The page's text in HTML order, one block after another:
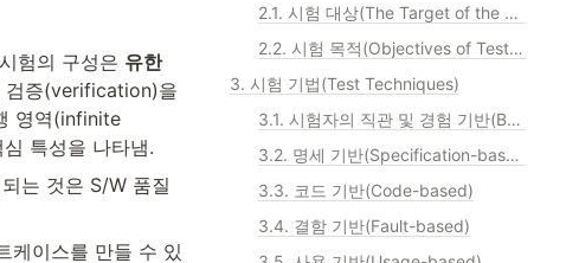
2.1. 시험 대상(The Target of the Test)
2.2. 시험 목적(Objectives of Testing)
3. 시험 기법(Test Techniques)
3.1. 시험자의 직관 및 경험 기반(Based on Tester's Intuition and Experience)
3.2. 명세 기반(Specification-based)
3.3. 코드 기반(Code-based)
3.4. 결함 기반(Fault-based)
험의 구성은 유한
검증(verification)을
영역(infinite
특성을 나타냄.
는 것은 S/W 품질
케이스를 만들 수 있